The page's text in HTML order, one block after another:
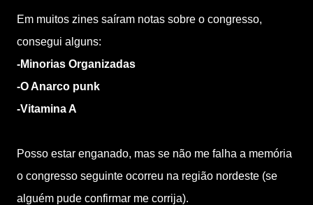
Em muitos zines saíram notas sobre o congresso,
consegui alguns:
-Minorias Organizadas
-O Anarco punk
-Vitamina A
Posso estar enganado, mas se não me falha a memória
o congresso seguinte ocorreu na região nordeste (se
alguém pude confirmar me corrija).